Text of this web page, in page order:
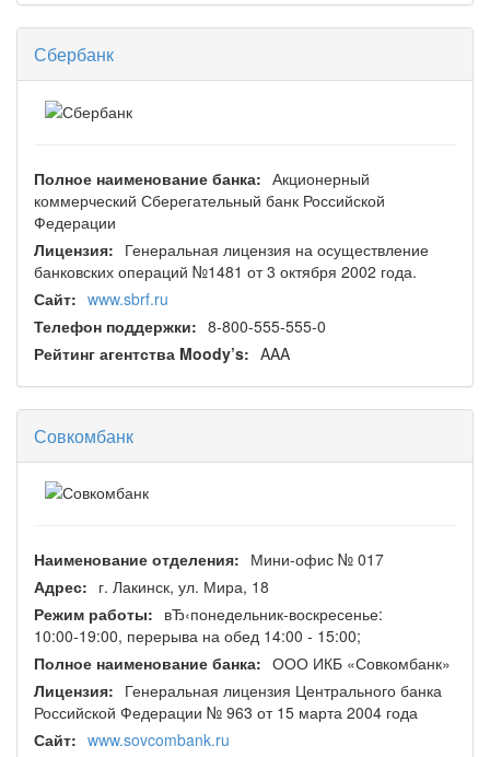
Сбербанк
Полное наименование банка: Акционерный
коммерческий Сберегательный банк Российской
Федерации
Лицензия: Генеральная лицензия на осуществление
банковских операций №1481 от 3 октября 2002 года.
Сайт: www.sbrf.ru
Телефон поддержки: 8-800-555-555-0
Рейтинг агентства Moody’s: AAA
Совкомбанк
Наименование отделения: Мини-офис № 017
Адрес: г. Лакинск, ул. Мира, 18
Режим работы: вЂ‹понедельник-воскресенье:
10:00-19:00, перерыва на обед 14:00 - 15:00;
Полное наименование банка: ООО ИКБ «Совкомбанк»
Лицензия: Генеральная лицензия Центрального банка
Российской Федерации № 963 от 15 марта 2004 года
Сайт: www.sovcombank.ru